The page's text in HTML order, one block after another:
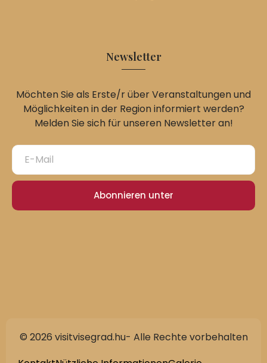
Newsletter
Möchten Sie als Erste/r über Veranstaltungen und
Möglichkeiten in der Region informiert werden?
Melden Sie sich für unseren Newsletter an!
Abonnieren unter
© 2026 visitvisegrad.hu- Alle Rechte vorbehalten